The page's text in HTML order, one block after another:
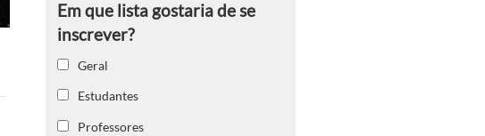
Geral
Estudantes
Professores